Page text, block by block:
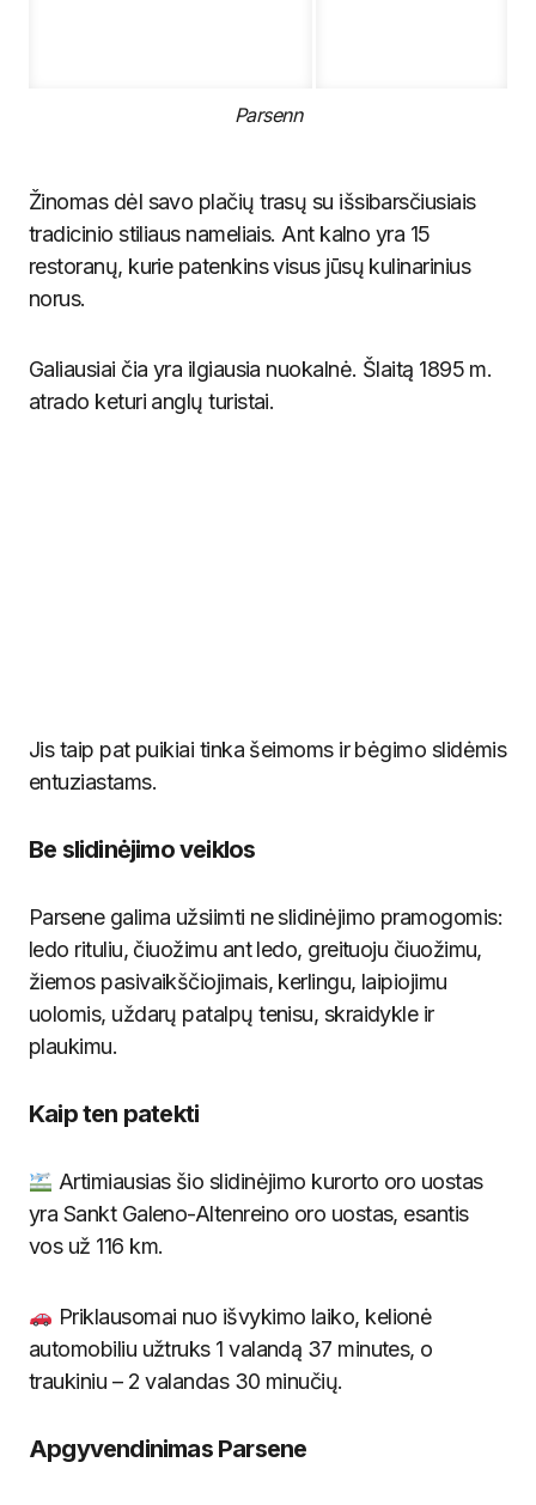
Parsenn
Žinomas dėl savo plačių trasų su išsibarsčiusiais
tradicinio stiliaus nameliais. Ant kalno yra 15
restoranų, kurie patenkins visus jūsų kulinarinius
norus.
Galiausiai čia yra ilgiausia nuokalnė. Šlaitą 1895 m.
atrado keturi anglų turistai.
Jis taip pat puikiai tinka šeimoms ir bėgimo slidėmis
entuziastams.
Be slidinėjimo veiklos
Parsene galima užsiimti ne slidinėjimo pramogomis:
ledo rituliu, čiuožimu ant ledo, greituoju čiuožimu,
žiemos pasivaikščiojimais, kerlingu, laipiojimu
uolomis, uždarų patalpų tenisu, skraidykle ir
plaukimu.
Kaip ten patekti
Artimiausias šio slidinėjimo kurorto oro uostas
yra Sankt Galeno-Altenreino oro uostas, esantis
vos už 116 km.
Priklausomai nuo išvykimo laiko, kelionė
automobiliu užtruks 1 valandą 37 minutes, o
traukiniu – 2 valandas 30 minučių.
Apgyvendinimas Parsene